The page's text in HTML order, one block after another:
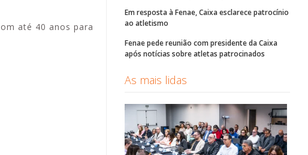
até 40 anos para
Em resposta à Fenae, Caixa esclarece patrocínio
ao atletismo
Fenae pede reunião com presidente da Caixa
após notícias sobre atletas patrocinados
As mais lidas